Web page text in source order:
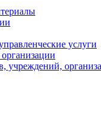
услуги
учреждений,